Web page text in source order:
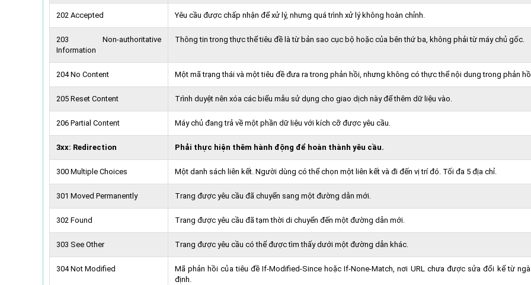
202 Accepted Yêu cầu được chấp nhận để xử lý, nhưng quá trình xử lý không hoàn chỉnh.
203 Non-authoritative
Information
Thông tin trong thực thể tiêu đề là từ bản sao cục bộ hoặc của bên thứ ba, không phải từ máy chủ gốc.
204 No Content Một mã trạng thái và một tiêu đề đưa ra trong phản hồi, nhưng không có thực thể nội dung trong phản
205 Reset Content Trình duyệt nên xóa các biểu mẫu sử dụng cho giao dịch này để thêm dữ liệu vào.
206 Partial Content Máy chủ đang trả về một phần dữ liệu với kích cỡ được yêu cầu.
3xx: Redirection Phải thực hiện thêm hành động để hoàn thành yêu cầu.
300 Multiple Choices Một danh sách liên kết. Người dùng có thể chọn một liên kết và đi đến vị trí đó. Tối đa 5 địa chỉ.
301 Moved Permanently Trang được yêu cầu đã chuyển sang một đường dẫn mới.
302 Found Trang được yêu cầu đã tạm thời di chuyển đến một đường dẫn mới.
303 See Other Trang được yêu cầu có thể được tìm thấy dưới một đường dẫn khác.
304 Not Modified
Mã phản hồi của tiêu đề If-Modified-Since hoặc If-None-Match, nơi URL chưa được sửa đổi kể từ
định.